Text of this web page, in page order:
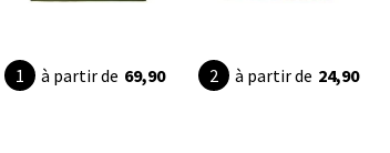
à partir de 69,90 à partir de 24,90